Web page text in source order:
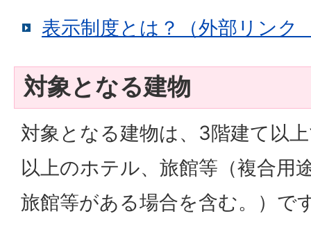
表示制度とは？（外部リン
対象となる建物
対象となる建物は、3階建て以
以上のホテル、旅館等（複合用
旅館等がある場合を含む。）で